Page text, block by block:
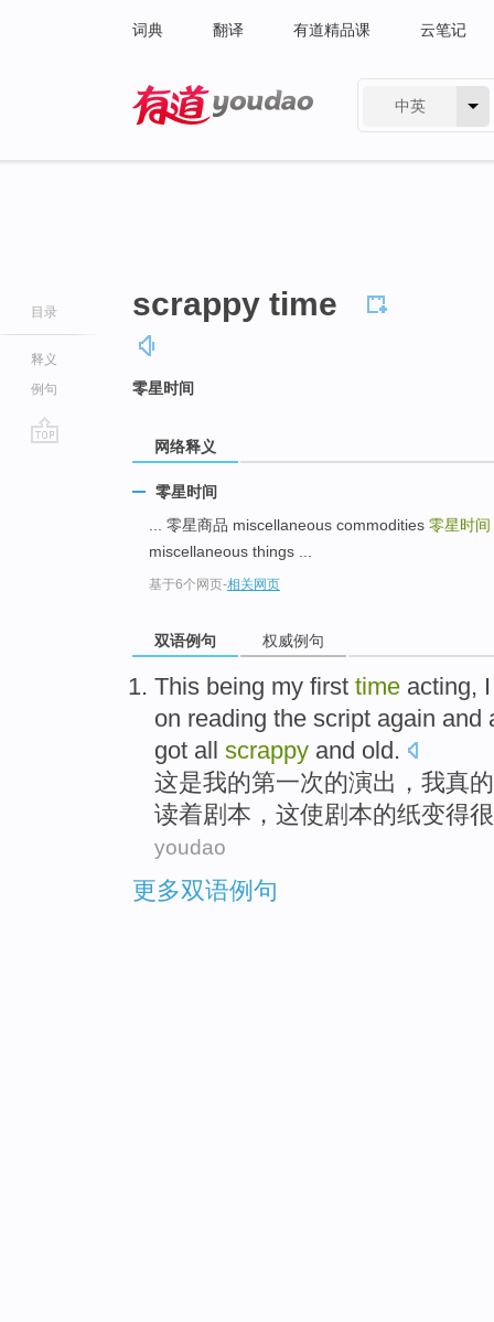
词典 翻译 有道精品课 云笔记
中英
目录
释义
例句
scrappy time
零星时间
网络释义
零星时间
... 零星商品 miscellaneous commodities 零星时间
miscellaneous things ...
基于6个网页-相关网页
双语例句 权威例句
This being my first time acting, I
on reading the script again and
got all scrappy and old .
这是我的第一次的演出 ， 我真的
读着剧本 ， 这使剧本的纸变得很
youdao
更多双语例句